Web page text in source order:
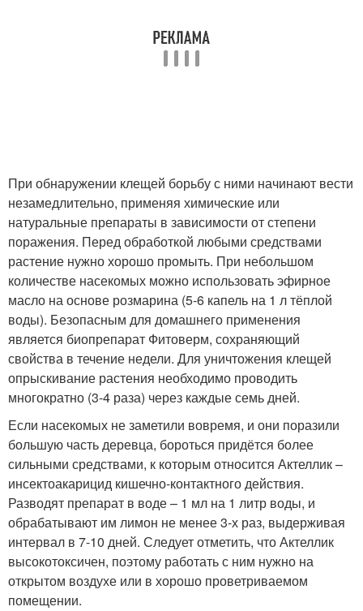
При обнаружении клещей борьбу с ними начинают вести
незамедлительно, применяя химические или
натуральные препараты в зависимости от степени
поражения. Перед обработкой любыми средствами
растение нужно хорошо промыть. При небольшом
количестве насекомых можно использовать эфирное
масло на основе розмарина (5-6 капель на 1 л тёплой
воды). Безопасным для домашнего применения
является биопрепарат Фитоверм, сохраняющий
свойства в течение недели. Для уничтожения клещей
опрыскивание растения необходимо проводить
многократно (3-4 раза) через каждые семь дней.
Если насекомых не заметили вовремя, и они поразили
большую часть деревца, бороться придётся более
сильными средствами, к которым относится Актеллик –
инсектоакарицид кишечно-контактного действия.
Разводят препарат в воде – 1 мл на 1 литр воды, и
обрабатывают им лимон не менее 3-х раз, выдерживая
интервал в 7-10 дней. Следует отметить, что Актеллик
высокотоксичен, поэтому работать с ним нужно на
открытом воздухе или в хорошо проветриваемом
помещении.